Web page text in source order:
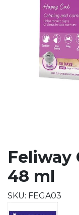
Feliway
48 ml
SKU: FEGA03